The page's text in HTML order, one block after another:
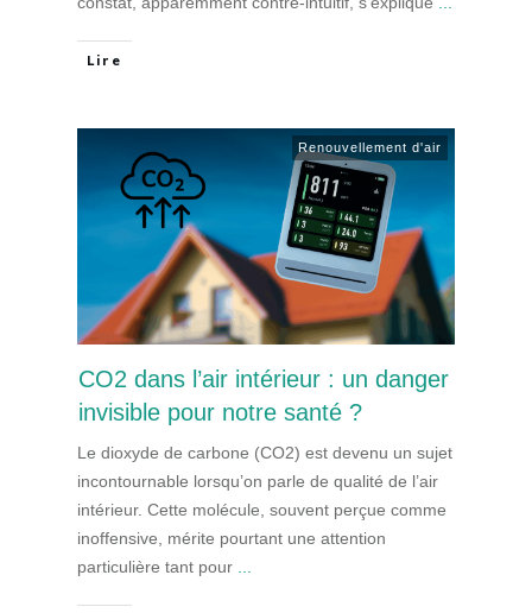
Lire
Renouvellement d'air
CO2 dans l’air intérieur : un danger
invisible pour notre santé ?
Le dioxyde de carbone (CO2) est devenu un sujet
incontournable lorsqu’on parle de qualité de l’air
intérieur. Cette molécule, souvent perçue comme
inoffensive, mérite pourtant une attention
particulière tant pour